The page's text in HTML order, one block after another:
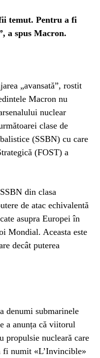
temut. Pentru a fi
a spus Macron.
„avansată”, rostit
Macron nu
nuclear
clase de
(SSBN) cu care
(FOST) a
din clasa
de atac echivalentă
asupra Europei în
Mondial. Aceasta este
decât puterea
denumi submarinele
a anunța că viitorul
propulsie nucleară care
fi numit «L’Invincible»